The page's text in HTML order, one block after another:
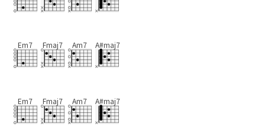
Em7 Fmaj7 Am7 A#maj7
Em7 Fmaj7 Am7 A#maj7